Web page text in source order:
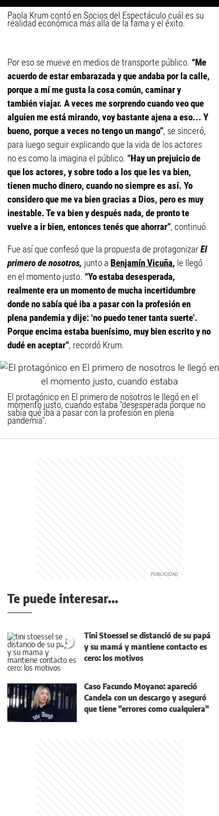
Paola Krum contó en Socios del Espectáculo cuál es su
realidad económica más allá de la fama y el éxito.
Por eso se mueve en medios de transporte público. “Me
acuerdo de estar embarazada y que andaba por la calle,
porque a mí me gusta la cosa común, caminar y
también viajar. A veces me sorprendo cuando veo que
alguien me está mirando, voy bastante ajena a eso... Y
bueno, porque a veces no tengo un mango”, se sinceró,
para luego seguir explicando que la vida de los actores
no es como la imagina el público. "Hay un prejuicio de
que los actores, y sobre todo a los que les va bien,
tienen mucho dinero, cuando no siempre es así. Yo
considero que me va bien gracias a Dios, pero es muy
inestable. Te va bien y después nada, de pronto te
vuelve a ir bien, entonces tenés que ahorrar”, continuó.
Fue así que confesó que la propuesta de protagonizarEl
primero de nosotros, junto a Benjamín Vicuña, le llegó
en el momento justo. “Yo estaba desesperada,
realmente era un momento de mucha incertidumbre
donde no sabía qué iba a pasar con la profesión en
plena pandemia y dije: ‘no puedo tener tanta suerte'.
Porque encima estaba buenísimo, muy bien escrito y no
dudé en aceptar”, recordó Krum.
El protagónico en El primero de nosotros le llegó en el
momento justo, cuando estaba "desesperada porque no
sabía qué iba a pasar con la profesión en plena
pandemia".
Te puede interesar...
Tini Stoessel se distanció de su papá
y su mamá y mantiene contacto es
cero: los motivos
Caso Facundo Moyano: apareció
Candela con un descargo y aseguró
que tiene "errores como cualquiera"